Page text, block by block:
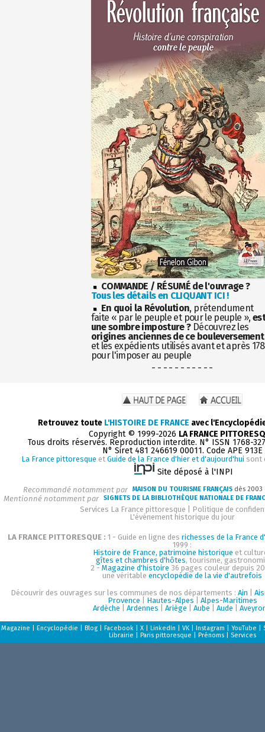
COMMANDE / RÉSUMÉ de l'ouvrage ?
Tous les détails en CLIQUANT ICI !
En quoi la Révolution, prétendument
faite « par le peuple et pour le peuple »,
une sombre imposture ?Découvrez les
origines anciennes de ce bouleversement
et les expédients utilisés avant et après
pour l'imposer au peuple
- - - - - - - - - - -
Retrouvez toute L'HISTOIRE DE FRANCE avec
Copyright © 1999-2026 LA FRANCE
Tous droits réservés. Reproduction interdite. N° ISSN 1768-
N° Siret 481 246619 00011. Code APE 913E
La France pittoresque et Guide de la France d'hier et d'aujourd'hui sont
Site déposé à l'INPI
Recommandé notamment par MAISON DU TOURISME FRANÇAIS dès
Mentionné notamment par SIGNETS DE LA BIBLIOTHÈQUE NATIONALE DE
Services La France pittoresque
Politique de
L'événement historique du jour
LA FRANCE PITTORESQUE : 1 - Guide en ligne des richesses de la France
1999 :
Histoire de France, patrimoine historique et
gîtes et chambres d'hôtes, tourisme,
2 - Magazine d'histoire 36 pages couleur depuis
une véritable encyclopédie de la vie d'autrefois
Découvrir des ouvrages sur les communes de nos départements : Ain
Provence
Hautes-Alpes
Alpes-Maritimes
Ardèche
Ardennes Ariège Aube Aude
Magazine Encyclopédie Blog| Facebook| X| LinkedIn VK| Instagram YouTube
Librairie
Paris pittoresque Prénoms| Services